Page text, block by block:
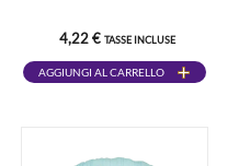
4,22 € TASSE INCLUSE
AGGIUNGI AL CARRELLO